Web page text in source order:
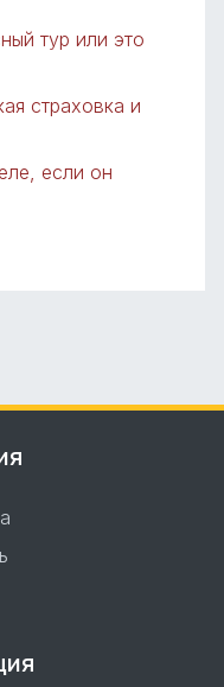
тур или это
страховка и
если он